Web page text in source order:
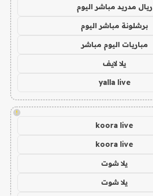
ريال مدريد مباشر اليوم
برشلونة مباشر اليوم
مباريات اليوم مباشر
يلا لايف
yalla live
!
koora live
koora live
يلا شوت
يلا شوت